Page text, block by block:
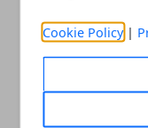
Cookie Policy |
Tecniche avanzate di
finitura degli